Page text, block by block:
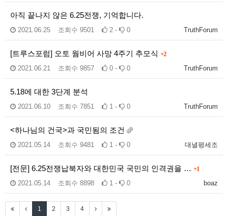
아직 끝나지 않은 6.25전쟁, 기억합니다.
TruthForum
2021.06.25 조회수 9501 2 - 0
[트루스포럼] 오토 웜비어 사망 4주기 추모식 +2
TruthForum
2021.06.21 조회수 9857 0 - 0
5.18에 대한 3단계 분석
TruthForum
2021.06.10 조회수 7851 1 - 0
<하나님의 건국>과 국민됨의 조건
대녈평세조
2021.05.14 조회수 9481 1 - 0
[전문] 6.25전쟁납북자와 대한민국 국민의 인격권을 … +1
boaz
2021.05.14 조회수 8898 1 - 0
1 2 3 4